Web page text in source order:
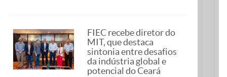
FIEC recebe diretor do
MIT, que destaca
sintonia entre desafios
da indústria global e
potencial do Ceará